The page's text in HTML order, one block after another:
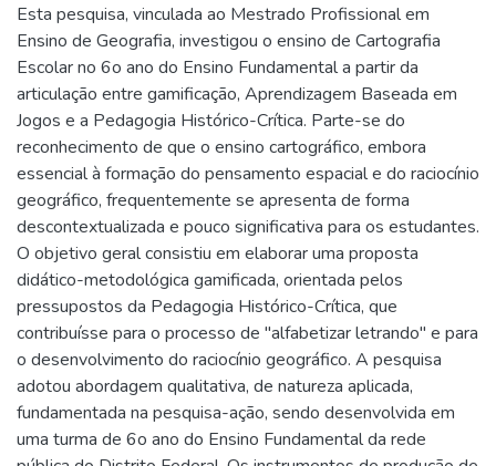
Esta pesquisa, vinculada ao Mestrado Profissional em
Ensino de Geografia, investigou o ensino de Cartografia
Escolar no 6o ano do Ensino Fundamental a partir da
articulação entre gamificação, Aprendizagem Baseada em
Jogos e a Pedagogia Histórico-Crítica. Parte-se do
reconhecimento de que o ensino cartográfico, embora
essencial à formação do pensamento espacial e do raciocínio
geográfico, frequentemente se apresenta de forma
descontextualizada e pouco significativa para os estudantes.
O objetivo geral consistiu em elaborar uma proposta
didático-metodológica gamificada, orientada pelos
pressupostos da Pedagogia Histórico-Crítica, que
contribuísse para o processo de "alfabetizar letrando" e para
o desenvolvimento do raciocínio geográfico. A pesquisa
adotou abordagem qualitativa, de natureza aplicada,
fundamentada na pesquisa-ação, sendo desenvolvida em
uma turma de 6o ano do Ensino Fundamental da rede